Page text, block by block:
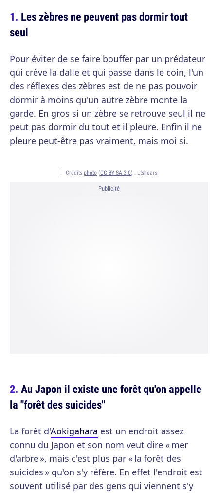
Les zèbres ne peuvent pas dormir tout
seul
Pour éviter de se faire bouffer par un prédateur
qui crève la dalle et qui passe dans le coin, l'un
des réflexes des zèbres est de ne pas pouvoir
dormir à moins qu'un autre zèbre monte la
garde. En gros si un zèbre se retrouve seul il ne
peut pas dormir du tout et il pleure. Enfin il ne
pleure peut-être pas vraiment, mais moi si.
Crédits photo (CC BY-SA 3.0) : Ltshears
Publicité
Au Japon il existe une forêt qu'on appelle
la "forêt des suicides"
La forêt d'Aokigahara est un endroit assez
connu du Japon et son nom veut dire « mer
d'arbre », mais c'est plus par « la forêt des
suicides » qu'on s'y réfère. En effet l'endroit est
souvent utilisé par des gens qui viennent s'y